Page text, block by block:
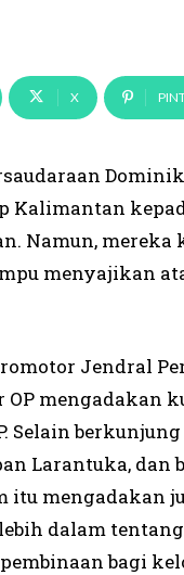
X
Kalimantan
Namun,
menyajikan
Jendral
OP mengadakan
Selain
Larantuka, dan
mengadakan
dalam
bagi